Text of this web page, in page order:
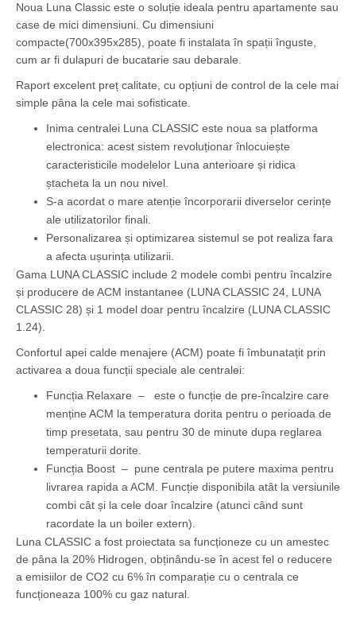
Noua Luna Classic este o soluție ideala pentru apartamente sau
case de mici dimensiuni. Cu dimensiuni
compacte(700x395x285), poate fi instalata în spații înguste,
cum ar fi dulapuri de bucatarie sau debarale
Raport excelent preț calitate, cu opțiuni de control de la cele mai
simple pâna la cele mai sofisticate.
Inima centralei Luna CLASSIC este noua sa platforma
electronica: acest sistem revoluționar înlocuiește
caracteristicile modelelor Luna anterioare și ridica
ștacheta la un nou nivel.
S-a acordat o mare atenție încorporarii diverselor cerințe
ale utilizatorilor finali.
Personalizarea și optimizarea sistemul se pot realiza fara
a afecta ușurința utilizarii.
Gama LUNA CLASSIC include 2 modele combi pentru încalzire
și producere de ACM instantanee (LUNA CLASSIC 24, LUNA
CLASSIC 28) și 1 model doar pentru încalzire (LUNA CLASSIC
1.24).
Confortul apei calde menajere (ACM) poate fi îmbunatațit prin
activarea a doua funcții speciale ale centralei:
Funcția Relaxare – este o funcție de pre-încalzire care
menține ACM la temperatura dorita pentru o perioada de
timp presetata, sau pentru 30 de minute dupa reglarea
temperaturii dorite.
Funcția Boost – pune centrala pe putere maxima pentru
livrarea rapida a ACM. Funcție disponibila atât la versiunile
combi cât și la cele doar încalzire (atunci când sunt
racordate la un boiler extern).
Luna CLASSIC a fost proiectata sa funcționeze cu un amestec
de pâna la 20% Hidrogen, obținându-se în acest fel o reducere
a emisiilor de CO2 cu 6% în comparație cu o centrala ce
funcționeaza 100% cu gaz natural.